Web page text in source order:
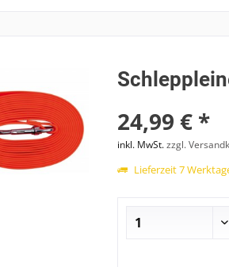
24,99 € *
inkl. MwSt.zzgl.
Lieferzeit 7